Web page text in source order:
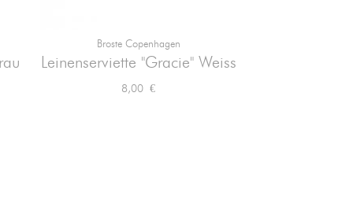
Broste Copenhagen
Leinenserviette "Gracie" Weiss
Preis
8,00 €
Vorschau